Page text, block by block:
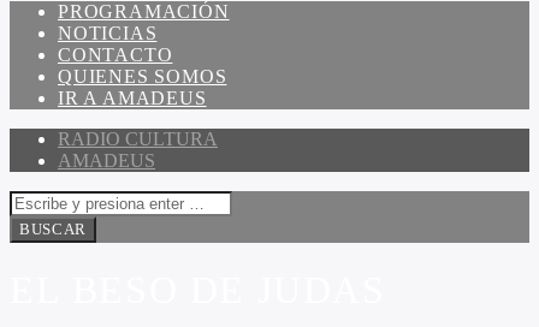
PROGRAMACIÓN
NOTICIAS
CONTACTO
QUIENES SOMOS
IR A AMADEUS
RADIO CULTURA
AMADEUS